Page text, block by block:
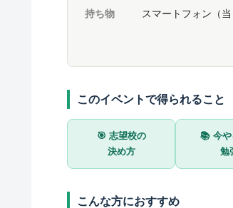
持ち物 スマートフォン（当
このイベントで得られること
🎯 志望校の
決め方
📚 今や
勉
こんな方におすすめ